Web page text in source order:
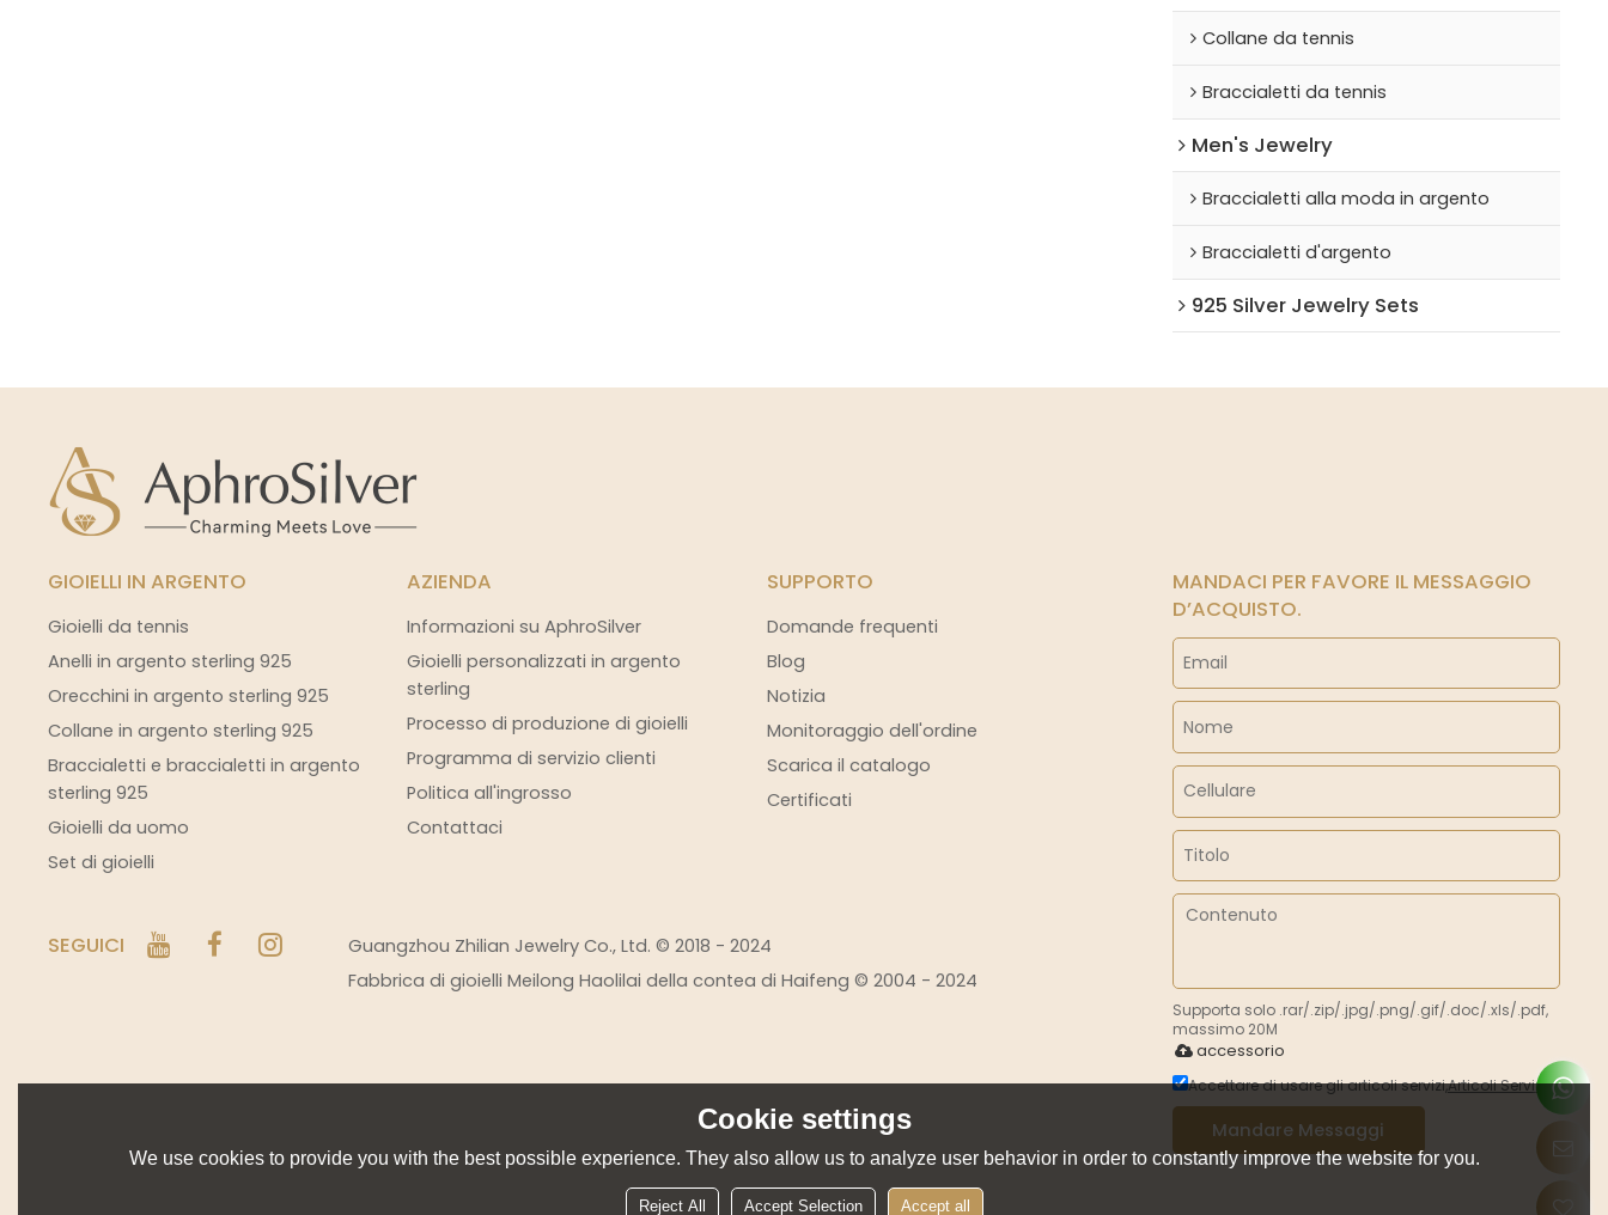
Collane da tennis
Braccialetti da tennis
Men's Jewelry
Braccialetti alla moda in argento
Braccialetti d'argento
925 Silver Jewelry Sets
GIOIELLI IN ARGENTO
Gioielli da tennis
Anelli in argento sterling 925
Orecchini in argento sterling 925
Collane in argento sterling 925
Braccialetti e braccialetti in argento
sterling 925
Gioielli da uomo
Set di gioielli
AZIENDA
Informazioni su AphroSilver
Gioielli personalizzati in argento
sterling
Processo di produzione di gioielli
Programma di servizio clienti
Politica all'ingrosso
Contattaci
SUPPORTO
Domande frequenti
Blog
Notizia
Monitoraggio dell'ordine
Scarica il catalogo
Certificati
SEGUICI
Guangzhou Zhilian Jewelry Co., Ltd. © 2018 - 2024
Fabbrica di gioielli Meilong Haolilai della contea di Haifeng © 2004 - 2024
MANDACI PER FAVORE IL MESSAGGIO
D’ACQUISTO.
Supporta solo .rar/.zip/.jpg/.png/.gif/.doc/.xls/.pdf,
massimo 20M
accessorio
Accettare di usare gli articoli servizi,Articoli Servizi
Mandare Messaggi
Cookie settings
We use cookies to provide you with the best possible experience. They also allow us to analyze user behavior in order to constantly improve the website for you.
Reject All Accept Selection Accept all